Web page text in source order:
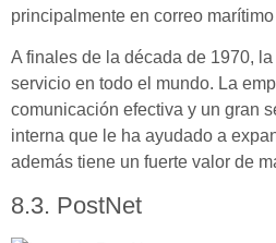
principalmente en correo
A finales de la década de 1970,
servicio en todo el mundo. La
comunicación efectiva y un gran
interna que le ha ayudado a
además tiene un fuerte valor de
8.3. PostNet